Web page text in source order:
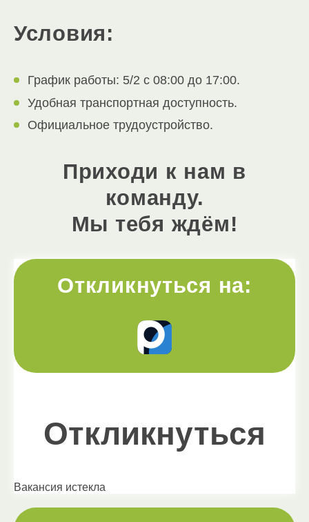
Условия:
График работы: 5/2 c 08:00 до 17:00.
Удобная транспортная доступность.
Официальное трудоустройство.
Приходи к нам в
команду.
Мы тебя ждём!
Откликнуться на:
Откликнуться
Вакансия истекла